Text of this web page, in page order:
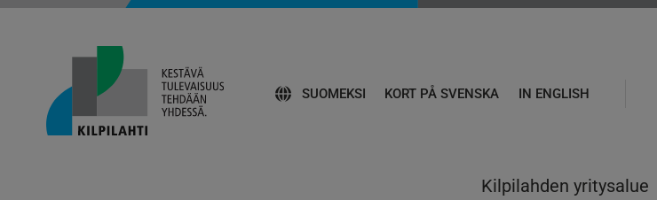
SUOMEKSI KORT PÅ SVENSKA IN ENGLISH
Kilpilahden yritysalue